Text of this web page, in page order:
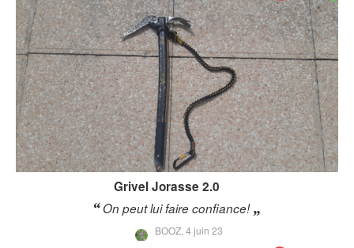
GrivelJorasse 2.0
On peut lui faire confiance!
BOOZ, 4 juin 23